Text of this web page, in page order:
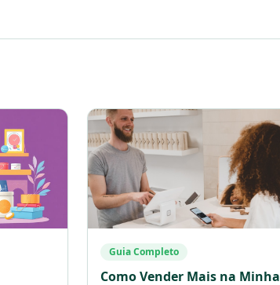
Guia Completo
Como Vender Mais na Minha